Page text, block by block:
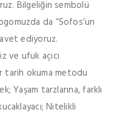
Bilgeliğin sembolü
da “Sofos’un
ediyoruz.
ve ufuk açıcı
tarih okuma metodu
Yaşam tarzlarına, farklı
Nitelikli